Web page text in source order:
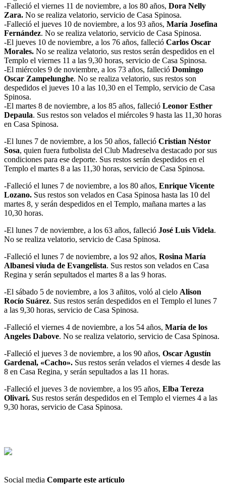
-Falleció el viernes 11 de noviembre, a los 80 años, Dora Nelly
Zara. No se realiza velatorio, servicio de Casa Spinosa.
-Falleció el jueves 10 de noviembre, a los 93 años, María Josefina
Fernández. No se realiza velatorio, servicio de Casa Spinosa.
-El jueves 10 de noviembre, a los 76 años, falleció Carlos Oscar
Morales. No se realiza velatorio, sus restos serán despedidos en el
Templo el viernes 11 a las 9,30 horas, servicio de Casa Spinosa.
-El miércoles 9 de noviembre, a los 73 años, falleció Domingo
Oscar Zampelunghe. No se realiza velatorio, sus restos son
despedidos el jueves 10 a las 10,30 en el Templo, servicio de Casa
Spinosa.
-El martes 8 de noviembre, a los 85 años, falleció Leonor Esther
Depaula. Sus restos son velados el miércoles 9 hasta las 11,30 horas
en Casa Spinosa.
-El lunes 7 de noviembre, a los 50 años, falleció Cristian Néstor
Sosa, quien fuera futbolista del Club Madreselva destacado por sus
condiciones para ese deporte. Sus restos serán despedidos en el
Templo el martes 8 a las 11,30 horas, servicio de Casa Spinosa.
-Falleció el lunes 7 de noviembre, a los 80 años, Enrique Vicente
Lozano. Sus restos son velados en Casa Spinosa hasta las 10 del
martes 8, y serán despedidos en el Templo, mañana martes a las
10,30 horas.
-El lunes 7 de noviembre, a los 63 años, falleció José Luis Videla.
No se realiza velatorio, servicio de Casa Spinosa.
-Falleció el lunes 7 de noviembre, a los 92 años, Rosina María
Albanesi viuda de Evangelista. Sus restos son velados en Casa
Regina y serán sepultados el martes 8 a las 9 horas.
-El sábado 5 de noviembre, a los 3 añitos, voló al cielo Alison
Rocío Suárez. Sus restos serán despedidos en el Templo el lunes 7
a las 9,30 horas, servicio de Casa Spinosa.
-Falleció el viernes 4 de noviembre, a los 54 años, María de los
Angeles Dabove. No se realiza velatorio, servicio de Casa Spinosa.
-Falleció el jueves 3 de noviembre, a los 90 años, Oscar Agustín
Gardenal, «Cacho». Sus restos serán velados el viernes 4 desde las
8 en Casa Regina, y serán sepultados a las 11 horas.
-Falleció el jueves 3 de noviembre, a los 95 años, Elba Tereza
Olivari. Sus restos serán despedidos en el Templo el viernes 4 a las
9,30 horas, servicio de Casa Spinosa.
Social media Comparte este artículo